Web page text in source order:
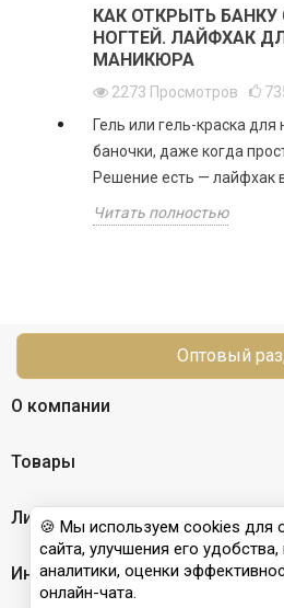
КАК ОТКРЫТЬ БАНКУ
НОГТЕЙ. ЛАЙФХАК
МАНИКЮРА
2273 Просмотров
Гель или гель-краска для
баночки, даже когда
Решение есть — лайфхак в
Читать полностью
Оптовый
О компании
Товары
Личный кабинет
Информация
🍪 Мы используем cookies для
сайта, улучшения его
аналитики, оценки
онлайн-чата.